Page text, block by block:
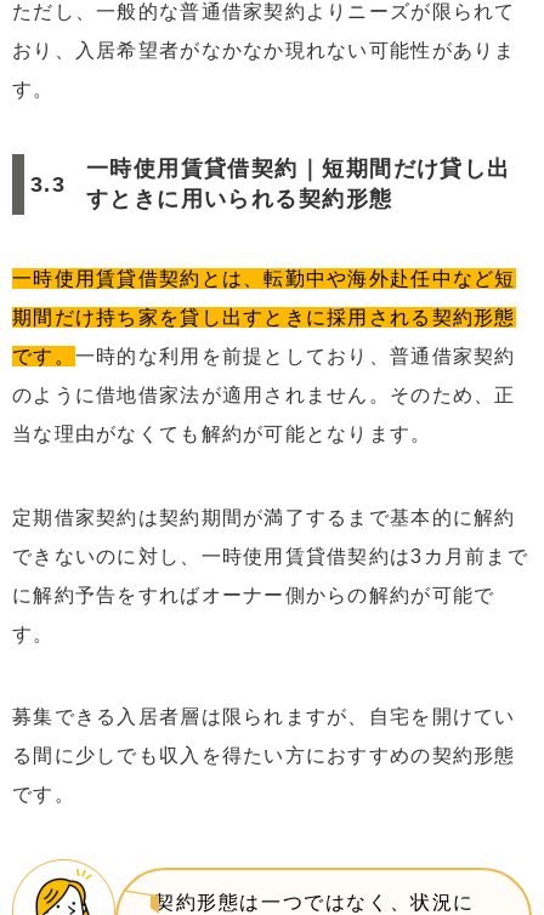
ただし、一般的な普通借家契約よりニーズが限られて
おり、入居希望者がなかなか現れない可能性がありま
す。
一時使用賃貸借契約｜短期間だけ貸し出
すときに用いられる契約形態
一時使用賃貸借契約とは、転勤中や海外赴任中など短
期間だけ持ち家を貸し出すときに採用される契約形態
です。 一時的な利用を前提としており、普通借家契約
のように借地借家法が適用されません。そのため、正
当な理由がなくても解約が可能となります。
定期借家契約は契約期間が満了するまで基本的に解約
できないのに対し、一時使用賃貸借契約は3カ月前まで
に解約予告をすればオーナー側からの解約が可能で
す。
募集できる入居者層は限られますが、自宅を開けてい
る間に少しでも収入を得たい方におすすめの契約形態
です。
契約形態は一つではなく、状況に